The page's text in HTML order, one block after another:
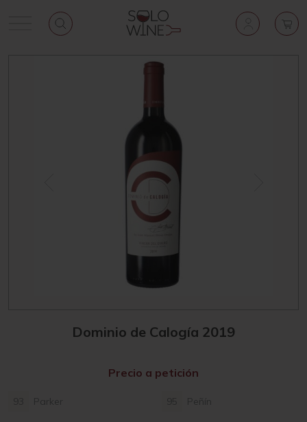
Dominio de Calogía 2019
Parker Peñín
Precio a petición